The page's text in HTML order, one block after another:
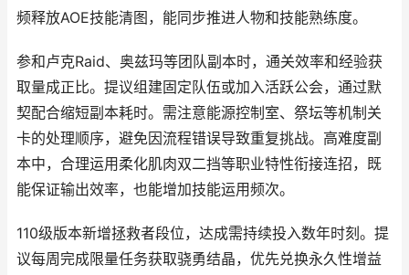
频释放AOE技能清图，能同步推进人物和技能熟练度。
参和卢克Raid、奥兹玛等团队副本时，通关效率和经验获
取量成正比。提议组建固定队伍或加入活跃公会，通过默
契配合缩短副本耗时。需注意能源控制室、祭坛等机制关
卡的处理顺序，避免因流程错误导致重复挑战。高难度副
本中，合理运用柔化肌肉双二挡等职业特性衔接连招，既
能保证输出效率，也能增加技能运用频次。
110级版本新增拯救者段位，达成需持续投入数年时刻。提
议每周完成限量任务获取骁勇结晶，优先兑换永久性增益